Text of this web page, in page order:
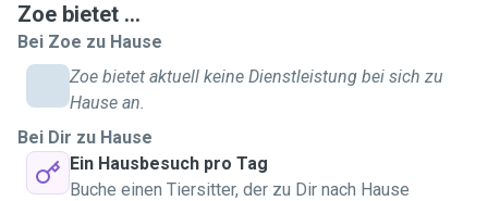
Zoe bietet ...
Bei Zoe zu Hause
Zoe bietet aktuell keine Dienstleistung bei sich zu
Hause an.
Bei Dir zu Hause
Ein Hausbesuch pro Tag
Buche einen Tiersitter, der zu Dir nach Hause